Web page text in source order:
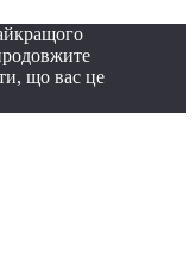
що вас це